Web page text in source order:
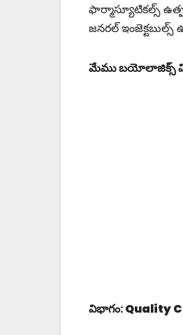
ఫార్మాస్యూటికల్స్
జనరల్
మేము బయోలాజిక్స్
విభాగం:Quality